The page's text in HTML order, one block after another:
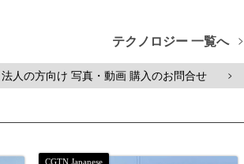
テクノロジー 一覧へ >
人の方向け 写真・動画 購入のお問合せ >